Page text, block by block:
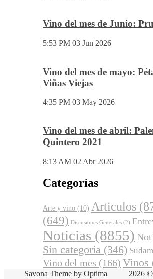
Vino del mes de Junio:
5:53 PM 03 Jun 2026
Vino del mes de mayo:
Viñas Viejas
4:35 PM 03 May 2026
Vino del mes de abril:
Quintero 2021
8:13 AM 02 Abr 2026
Categorías
Arte y vino (10) Articulos
(649) Discusiones Generales (2)
Noticias (8855)
Sin categoría (346)
Vino del mes (166) Vinos
2026
Savona Theme by Optima